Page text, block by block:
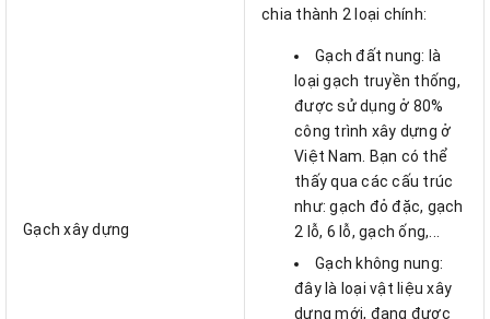
Gạch xây dựng
chia thành 2 loại chính:
Gạch đất nung: là
loại gạch truyền thống,
được sử dụng ở 80%
công trình xây dựng ở
Việt Nam. Bạn có thể
thấy qua các cấu trúc
như: gạch đỏ đặc, gạch
2 lỗ, 6 lỗ, gạch ống,...
Gạch không nung:
đây là loại vật liệu xây
dựng mới, đang được